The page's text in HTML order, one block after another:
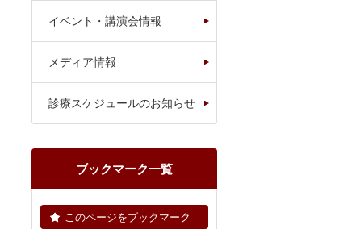
イベント・講演会情報
メディア情報
診療スケジュールのお知らせ
ブックマーク一覧
このページをブックマーク